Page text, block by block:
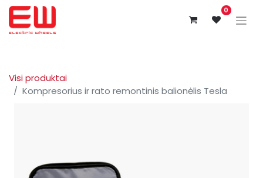
0
Visi produktai
Kompresorius ir rato remontinis balionėlis Tesla